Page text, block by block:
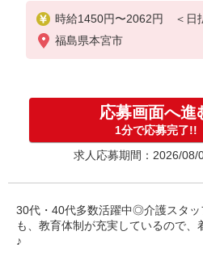
時給1450円〜2062円 ＜日
全支給(ガソリン代含む)＞
福島県本宮市
応募画面へ進
1分で応募完了!!
求人応募期間：2026/08/
30代・40代多数活躍中◎介護スタ
も、教育体制が充実しているので
♪